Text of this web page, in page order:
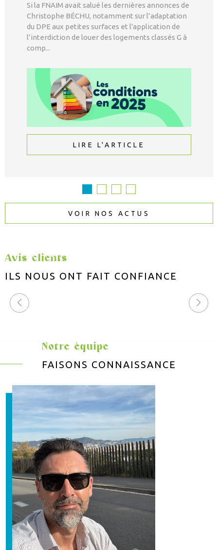
Si la FNAIM avait salué les dernières annonces de
Christophe BÉCHU, notamment sur l’adaptation
du DPE aux petites surfaces et l'application de
l’interdiction de louer des logements classés G à
comp...
LIRE L'ARTICLE
VOIR NOS ACTUS
Avis clients
ILS NOUS ONT FAIT CONFIANCE
Notre équipe
FAISONS CONNAISSANCE